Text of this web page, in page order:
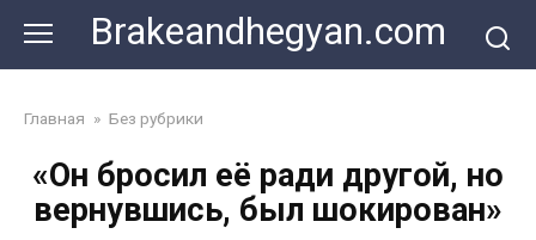
content
Brakeandhegyan.com
Главная » Без рубрики
«Он бросил её ради другой, но
вернувшись, был шокирован»